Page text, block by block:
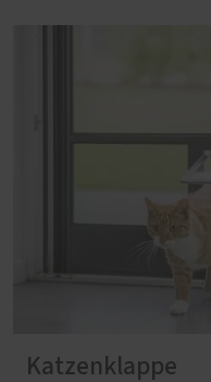
Katzenklappe